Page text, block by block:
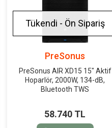
Tükendi - Ön Sipariş
PreSonus
PreSonus AIR XD15 15" Aktif
Hoparlör, 2000W, 134-dB,
Bluetooth TWS
58.740 TL